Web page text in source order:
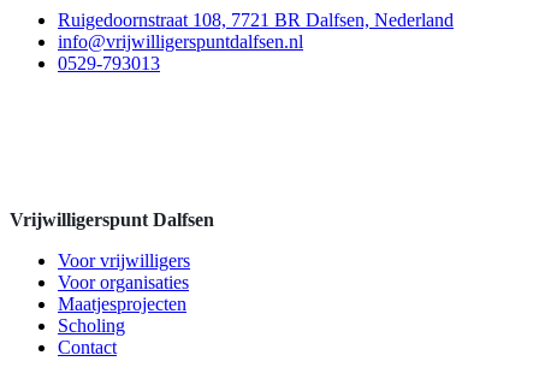
Ruigedoornstraat 108, 7721 BR Dalfsen, Nederland
info@vrijwilligerspuntdalfsen.nl
0529-793013
Vrijwilligerspunt Dalfsen
Voor vrijwilligers
Voor organisaties
Maatjesprojecten
Scholing
Contact